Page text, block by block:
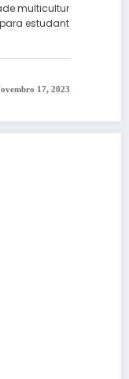
multicultur
estudant
17, 2023